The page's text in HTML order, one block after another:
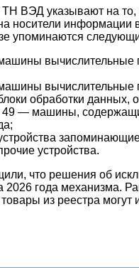
ВЭД указывают на
носители
упоминаются
вычислительные
вычислительные
обработки данных,
— машины,
запоминающие
устройства.
что решения об
2026 года механизма.
из реестра